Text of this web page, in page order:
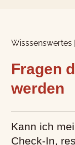
Wisssenswertes
Fragen
werden
Kann ich
Check-In,